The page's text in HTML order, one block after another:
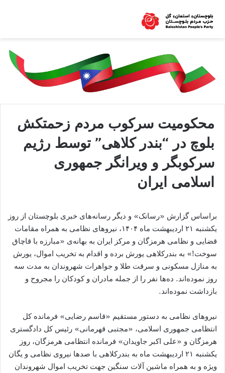
محکومیت سرکوب مردم زحمتکش
بلوچ در “بندر کلاھی” توسط رژیم
سرکوبگر و ویرانگر جمھوری
اسلامی ایران
براساس گزارش «رسانک» و دیگر رسانه‌ھای خبری بلوچستان از روز
یکشنبه ۲۱ اردیبهشت ماه ۱۴۰۴، نیروهای نظامی به همراه مقامات
قضایی و نظامی هرمزگان و مرکز ایران به بهانه‌ی «مبارزه با قاچاق
سوخت!» به بندرکلاهی یورش برده و اقدام به تخریب اموال، یورش
به منازل مسکونی و سرقت طلا و جواهرات شهروندان به مدت سه
روز نموده‌اند. ده‌ها نفر را از جمله مادران و کودکان را مجروح و
بازداشت نموده‌اند.
نیروهای نظامی به دستور مستقیم «قاسم رضایی» فرمانده کل
انتظامی جمهوری اسلامی، «مجتبی قهرمانی» رئیس کل دادگستری
هرمزگان و «علی اکبر جاویدان» فرمانده انتظامی هرمزگان، روز
یکشنبه ۲۱ اردیبهشت ماه به بندرکلاهی با صدها نیروی نظامی و یگان
ویژه و به همراه ماشین آلات سنگین جهت تخریب اموال شهروندان